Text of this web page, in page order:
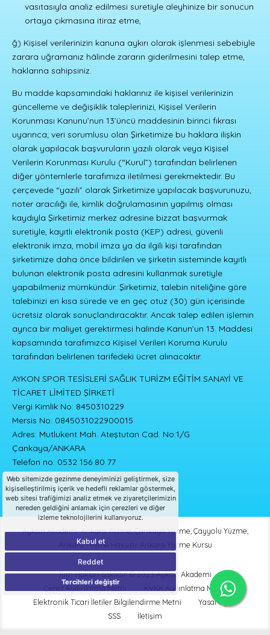
Web sitemizde gezinme deneyiminizi geliştirmek, size
kişiselleştirilmiş içerik ve hedefli reklamlar göstermek,
web sitesi trafiğimizi analiz etmek ve ziyaretçilerimizin
nereden geldiğini anlamak için çerezleri ve diğer
izleme teknolojilerini kullanıyoruz.
Kabul et
Reddet
Tercihleri değiştir
vasıtasıyla analiz edilmesi suretiyle aleyhinize bir sonucun
ortaya çıkmasına itiraz etme,
ğ) Kişisel verilerinizin kanuna aykırı olarak işlenmesi sebebiyle
zarara uğramanız hâlinde zararın giderilmesini talep etme,
haklarına sahipsiniz.
Bu madde kapsamındaki haklarınız ile kişisel verilerinizin
güncelleme ve değişiklik taleplerinizi, Kişisel Verilerin
Korunması Kanunu’nun 13’üncü maddesinin birinci fıkrası
uyarınca; veri sorumlusu olan Şirketimize bu haklara ilişkin
olarak yapılacak başvuruların yazılı olarak veya Kişisel
Verilerin Korunması Kurulu (“Kurul”) tarafından belirlenen
diğer yöntemlerle tarafımıza iletilmesi gerekmektedir. Bu
çerçevede “yazılı” olarak Şirketimize yapılacak başvurunuzu,
noter aracılığı ile, kimlik doğrulamasının yapılmış olması
kaydıyla Şirketimiz merkez adresine bizzat başvurmak
suretiyle, kayıtlı elektronik posta (KEP) adresi, güvenli
elektronik imza, mobil imza ya da ilgili kişi tarafından
şirketimize daha önce bildirilen ve şirketin sisteminde kayıtlı
bulunan elektronik posta adresini kullanmak suretiyle
yapabilmeniz mümkündür. Şirketimiz, talebin niteliğine göre
talebinizi en kısa sürede ve en geç otuz (30) gün içerisinde
ücretsiz olarak sonuçlandıracaktır. Ancak talep edilen işlemin
ayrıca bir maliyet gerektirmesi halinde Kanun’un 13. Maddesi
kapsamında tarafımızca Kişisel Verileri Koruma Kurulu
tarafından belirlenen tarifedeki ücret alınacaktır.
AYKON SPOR TESİSLERİ SAĞLIK TURİZM EĞİTİM SANAYİ VE
TİCARET LİMİTED ŞİRKETİ
Vergi Kimlik No: 8450310229
Mersis No: 0845031022900015
Adres: Mutlukent Mah. Ateştutan Cad. No:1/G
Çankaya/ANKARA
Telefon no: 0532 156 80 77
E-mail:info@aykonakademi.com
Aykon Akademi-Ankara Yüzme, Çankaya Yüzme, Çayyolu Yüzme,
Ankara Yüzme Havuzu, Ankara Yüzme Kursu
Tüm Hakları Saklıdır. © 2023 Aykon Akademi
Çerez Aydınlatma Metni
KVKK Aydınlatma Metni
Elektronik Ticari İletiler Bilgilendirme Metni
Yasal Uyarı
SSS
İletişim